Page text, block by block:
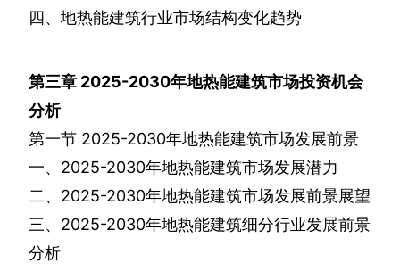
四、地热能建筑行业市场结构变化趋势
第三章 2025-2030年地热能建筑市场投资机会
分析
第一节 2025-2030年地热能建筑市场发展前景
一、 2025-2030年地热能建筑市场发展潜力
二、 2025-2030年地热能建筑市场发展前景展望
三、 2025-2030年地热能建筑细分行业发展前景
分析